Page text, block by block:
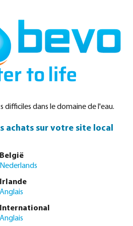
Login Panier
Service
ouvrable(s)
dans le domaine de l'eau.
achats sur votre site local
België
Nederlands
Irlande
Anglais
International
Anglais